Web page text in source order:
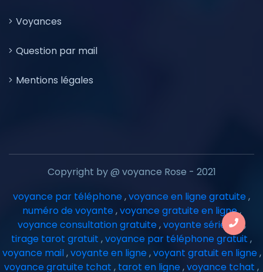
Voyances
Question par mail
Mentions légales
Copyright by @ voyance Rose - 2021
voyance par téléphone,voyance en ligne gratuite,
numéro de voyante,voyance gratuite en ligne,
voyance consultation gratuite,voyante sérieuse ,
tirage tarot gratuit ,voyance par téléphone gratuit ,
voyance mail,voyante en ligne,voyant gratuit en ligne,
voyance gratuite tchat , tarot en ligne,voyance tchat ,